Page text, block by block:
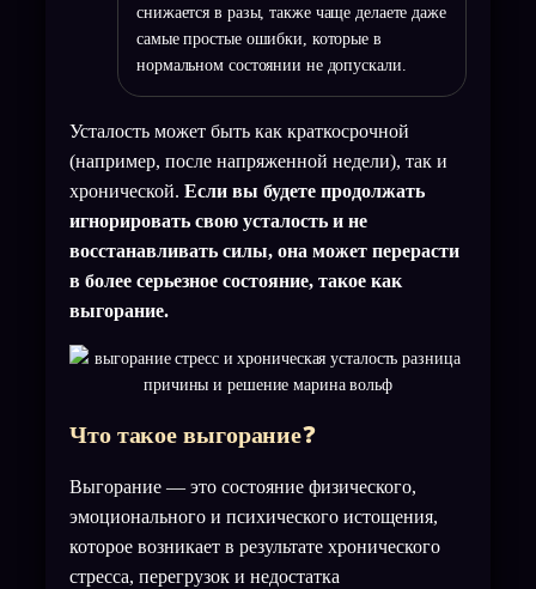
снижается в разы, также чаще делаете даже
самые простые ошибки, которые в
нормальном состоянии не допускали.
Усталость может быть как краткосрочной
(например, после напряженной недели), так и
хронической. Если вы будете продолжать
игнорировать свою усталость и не
восстанавливать силы, она может перерасти
в более серьезное состояние, такое как
выгорание.
Что такое выгорание❓
Выгорание — это состояние физического,
эмоционального и психического истощения,
которое возникает в результате хронического
стресса, перегрузок и недостатка